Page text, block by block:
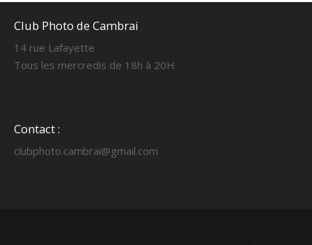
Club Photo de Cambrai
14 rue Lafayette
Tous les mercredis de 18h à 20H
Contact :
clubphoto.cambrai@gmail.com